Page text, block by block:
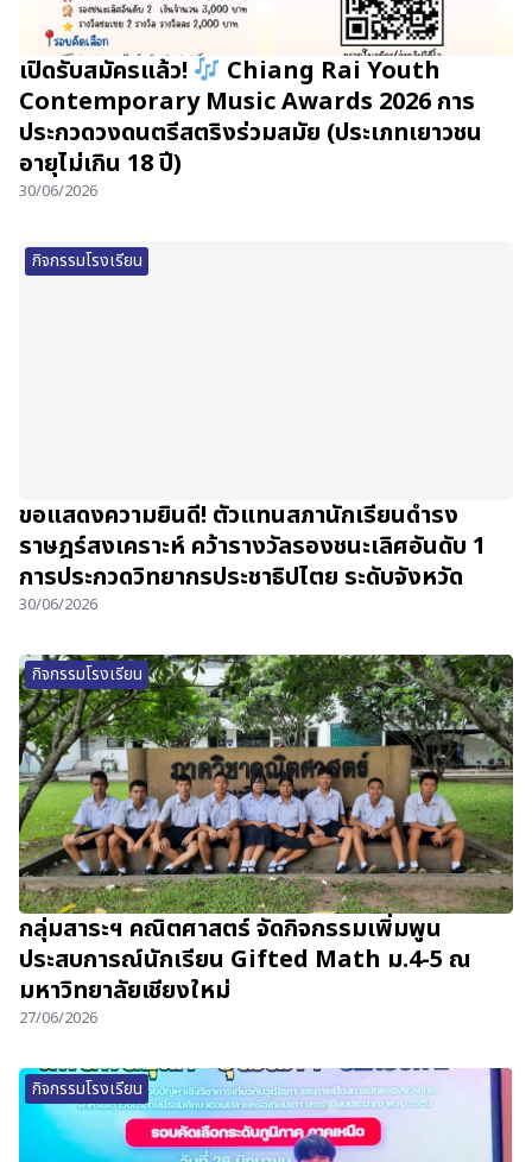
เปิดรับสมัครแล้ว!
Chiang Rai Youth
Contemporary Music Awards 2026 การ
ประกวดวงดนตรีสตริงร่วมสมัย (ประเภทเยาวชน
อายุไม่เกิน 18 ปี)
30/06/2026
กิจกรรมโรงเรียน
ขอแสดงความยินดี! ตัวแทนสภานักเรียนดำรง
ราษฎร์สงเคราะห์ คว้ารางวัลรองชนะเลิศอันดับ 1
การประกวดวิทยากรประชาธิปไตย ระดับจังหวัด
30/06/2026
กิจกรรมโรงเรียน
กลุ่มสาระฯ คณิตศาสตร์ จัดกิจกรรมเพิ่มพูน
ประสบการณ์นักเรียน Gifted Math ม.4-5 ณ
มหาวิทยาลัยเชียงใหม่
27/06/2026
กิจกรรมโรงเรียน